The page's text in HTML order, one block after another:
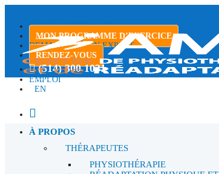
TÉLÉCHARGEMENTS
MON PROGRAMME D’EXERCICE
DEMANDER À UN EXPERT
RENDEZ-VOUS
(514) 300 1031
EMPLOI
EN
À PROPOS
THÉRAPEUTES
PHYSIOTHÉRAPIE